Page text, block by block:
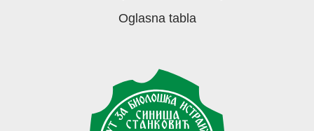
Oglasna tabla